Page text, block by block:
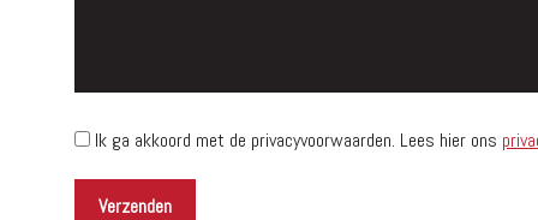
Ik ga akkoord met de privacyvoorwaarden. Lees hier ons